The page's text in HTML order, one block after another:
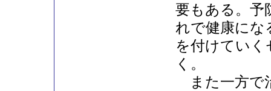
要もある。予
れで健康にな
を付けてい
く。
また一方で